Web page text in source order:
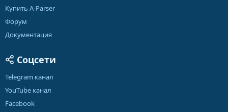
Купить A-Parser
Форум
Документация
Соцсети
Telegram канал
YouTube канал
Facebook